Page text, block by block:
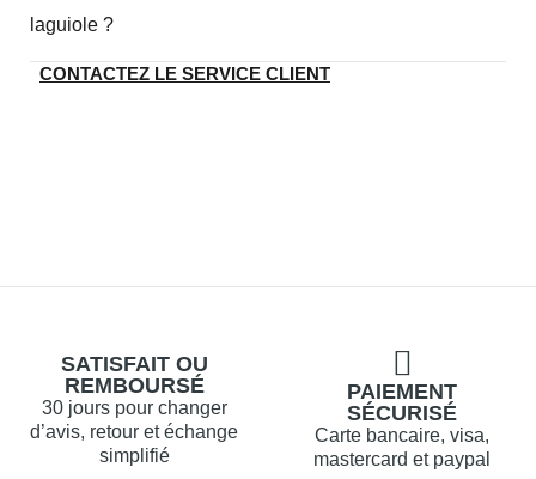
laguiole ?
CONTACTEZ LE SERVICE CLIENT
SATISFAIT OU
REMBOURSÉ
30 jours pour changer
d’avis, retour et échange
simplifié
PAIEMENT
SÉCURISÉ
Carte bancaire, visa,
mastercard et paypal